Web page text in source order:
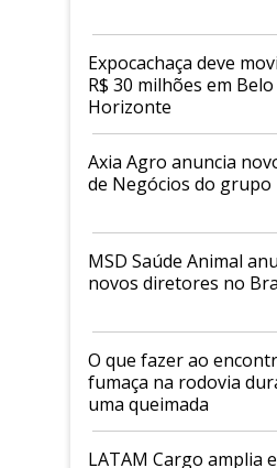
Expocachaça deve
R$ 30 milhões em Belo
Horizonte
Axia Agro anuncia
de Negócios do grupo
MSD Saúde Animal
novos diretores no
O que fazer ao
fumaça na rodovia
uma queimada
LATAM Cargo amplia